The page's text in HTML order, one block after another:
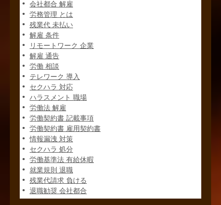
会社都合 解雇
労務管理 とは
残業代 未払い
解雇 条件
リモートワーク 企業
解雇 通告
労働 相談
テレワーク 導入
セクハラ 対応
ハラスメント 職場
労働法 解雇
労働契約書 記載事項
労働契約書 雇用契約書
情報漏洩 対策
セクハラ 処分
労働基準法 有給休暇
就業規則 退職
残業代請求 負ける
退職勧奨 会社都合